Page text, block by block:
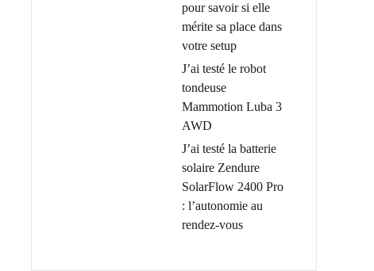
pour savoir si elle
mérite sa place dans
votre setup
J’ai testé le robot
tondeuse
Mammotion Luba 3
AWD
J’ai testé la batterie
solaire Zendure
SolarFlow 2400 Pro
: l’autonomie au
rendez-vous